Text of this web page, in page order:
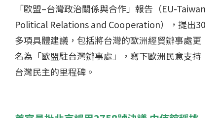
「歐盟–台灣政治關係與合作」報告（EU-Taiwan
Political Relations and Cooperation），提出30
多項具體建議，包括將台灣的歐洲經貿辦事處更
名為「歐盟駐台灣辦事處」，寫下歐洲民意支持
台灣民主的里程碑。